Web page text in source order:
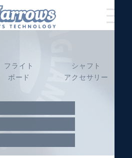
フライト
シャフト
ボード
アクセサリー